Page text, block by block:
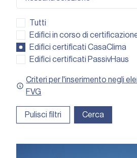
Tutti
Edifici in corso di
Edifici certificati CasaClima
Edifici certificati PassivHaus
Criteri per l'inserimento negli
FVG
Pulisci filtri Cerca